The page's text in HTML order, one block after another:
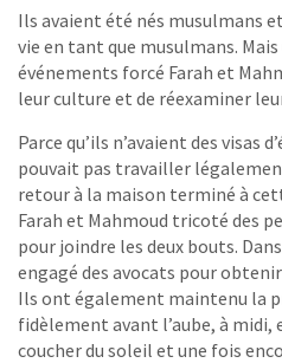
Ils avaient été nés musulmans
vie en tant que musulmans.
événements forcé Farah et
leur culture et de réexaminer
Parce qu’ils n’avaient des visas
pouvait pas travailler
retour à la maison terminé à
Farah et Mahmoud tricoté des
pour joindre les deux bouts.
engagé des avocats pour
Ils ont également maintenu la
fidèlement avant l’aube, à midi,
coucher du soleil et une fois